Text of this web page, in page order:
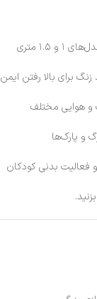
متری
برای بالا رفتن ایمن
و هوایی مختلف
و پارک‌ها
فعالیت بدنی کودکان